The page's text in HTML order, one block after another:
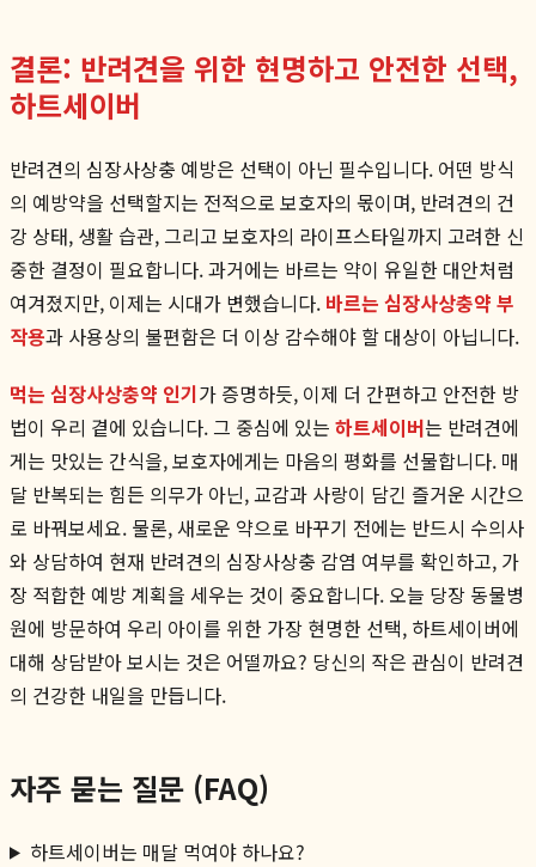
결론: 반려견을 위한 현명하고 안전한 선택,
하트세이버
반려견의 심장사상충 예방은 선택이 아닌 필수입니다. 어떤 방식
의 예방약을 선택할지는 전적으로 보호자의 몫이며, 반려견의 건
강 상태, 생활 습관, 그리고 보호자의 라이프스타일까지 고려한 신
중한 결정이 필요합니다. 과거에는 바르는 약이 유일한 대안처럼
여겨졌지만, 이제는 시대가 변했습니다. 바르는 심장사상충약 부
작용과 사용상의 불편함은 더 이상 감수해야 할 대상이 아닙니다.
먹는 심장사상충약 인기가 증명하듯, 이제 더 간편하고 안전한 방
법이 우리 곁에 있습니다. 그 중심에 있는 하트세이버는 반려견에
게는 맛있는 간식을, 보호자에게는 마음의 평화를 선물합니다. 매
달 반복되는 힘든 의무가 아닌, 교감과 사랑이 담긴 즐거운 시간으
로 바꿔보세요. 물론, 새로운 약으로 바꾸기 전에는 반드시 수의사
와 상담하여 현재 반려견의 심장사상충 감염 여부를 확인하고, 가
장 적합한 예방 계획을 세우는 것이 중요합니다. 오늘 당장 동물병
원에 방문하여 우리 아이를 위한 가장 현명한 선택, 하트세이버에
대해 상담받아 보시는 것은 어떨까요? 당신의 작은 관심이 반려견
의 건강한 내일을 만듭니다.
자주 묻는 질문 (FAQ)
하트세이버는 매달 먹여야 하나요?